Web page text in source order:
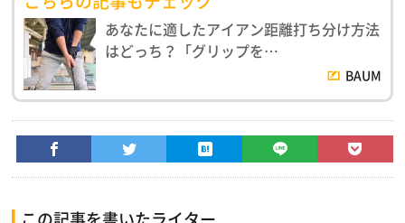
あなたに適したアイアン距離打ち分け方法
はどっち？「グリップを…
BAUM